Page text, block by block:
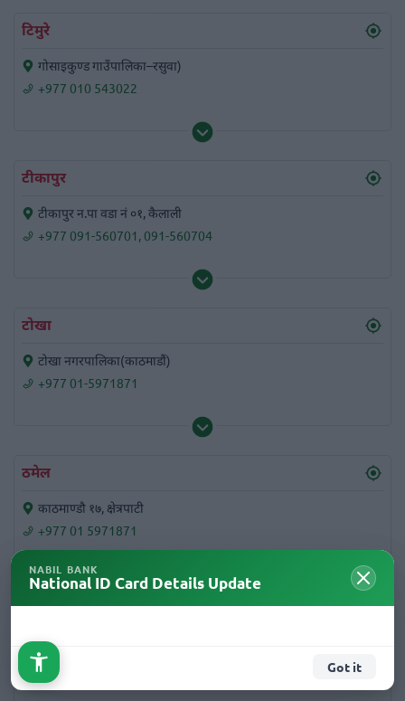
NABIL BANK
National ID Card Details Update
Got it
टिमुरे
गोसाइकुण्ड गाउँपालिका–रसुवा)
+977 010 543022
टीकापुर
टीकापुर न.पा वडा नं ०१, कैलाली
+977 091-560701 , 091-560704
टोखा
टोखा नगरपालिका(काठमाडौं)
+977 01-5971871
ठमेल
काठमाण्डौ १७, क्षेत्रपाटी
+977 01 5971871
मध्यपुरथिमि ०७, भक्तपुर
01-6634230